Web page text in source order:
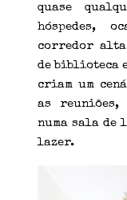
quase
hóspedes,
corredor
de biblioteca
criam um
as
numa sala
lazer.